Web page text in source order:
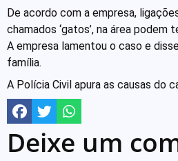
De acordo com a empresa,
chamados ‘gatos’, na área podem
A empresa lamentou o caso e
família.
A Polícia Civil apura as causas do
Deixe um